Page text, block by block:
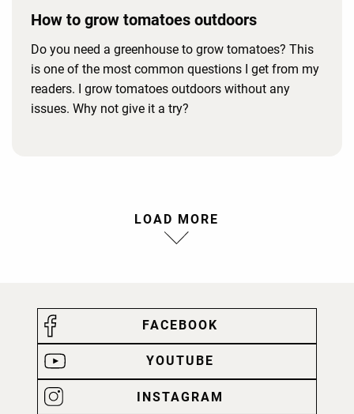
How to grow tomatoes outdoors
Do you need a greenhouse to grow tomatoes? This
is one of the most common questions I get from my
readers. I grow tomatoes outdoors without any
issues. Why not give it a try?
LOAD MORE
FACEBOOK
YOUTUBE
INSTAGRAM